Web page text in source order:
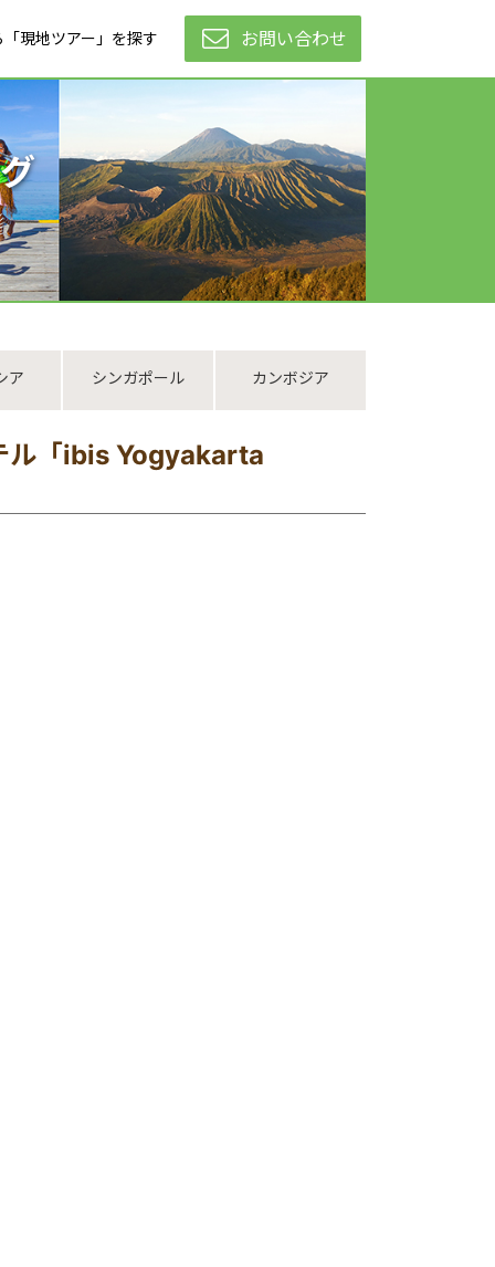
現地ツアー」を探す お問い合わせ
ア シンガポール カンボジア
ル「ibis Yogyakarta